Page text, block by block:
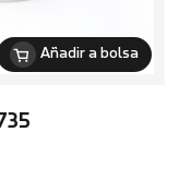
Añadir a bolsa